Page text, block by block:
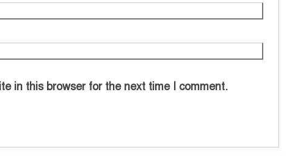
in this browser for the next time I comment.